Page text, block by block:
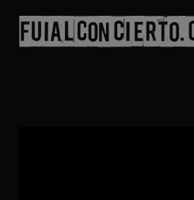
contenido